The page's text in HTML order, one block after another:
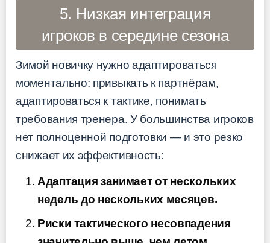
5. Низкая интеграция
игроков в середине сезона
Зимой новичку нужно адаптироваться
моментально: привыкать к партнёрам,
адаптироваться к тактике, понимать
требования тренера. У большинства игроков
нет полноценной подготовки — и это резко
снижает их эффективность:
Адаптация занимает от нескольких
недель до нескольких месяцев.
Риски тактического несовпадения